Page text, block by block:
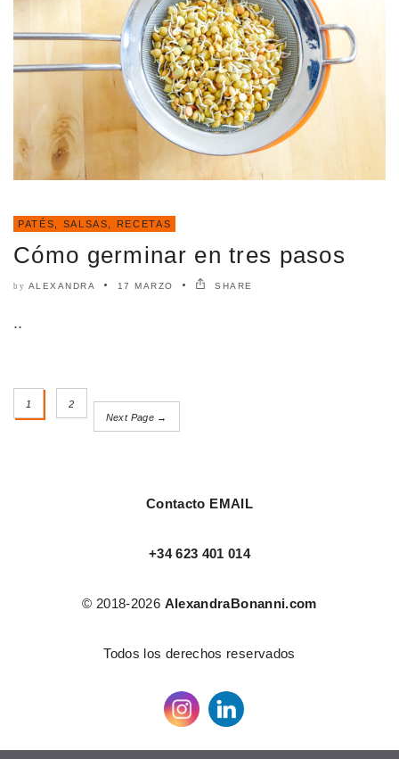
PATÉS, SALSAS RECETAS
Cómo germinar en tres pasos
by ALEXANDRA 17 MARZO SHARE
..
1
2
Next Page →
Contacto EMAIL
+34 623 401 014
© 2018-2026 AlexandraBonanni.com
Todos los derechos reservados